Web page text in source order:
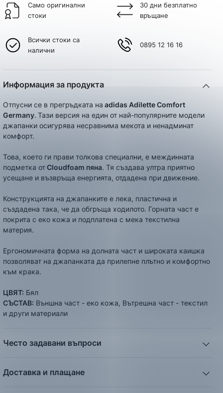
Само оригинални
стоки
30 дни безплатно
връщане
Всички стоки са
налични
0895 12 16 16
Информация за продукта
Отпусни се в прегръдката на adidas Adilette Comfort
Germany. Тази версия на един от най-популярните модели
джапанки осигурява несравнима мекота и ненадминат
комфорт.
Това, което ги прави толкова специални, е междинната
подметка отCloudfoam пяна. Тя създава ултра приятно
усещане и възвръща енергията, отдадена при движение.
Конструкцията на джапанките е лека, пластична и
създадена така, че да обгръща ходилото. Горната част е
покрита с еко кожа и подплатена с мека текстилна
материя.
Ергономичната форма на долната част и широката каишка
позволяват на джапанката да прилепне плътно и комфортно
към крака.
ЦВЯТ: Бял
СЪСТАВ: Външна част - еко кожа, Вътрешна част - текстил
и други материали
Често задавани въпроси
ще получа?
Доставка и плащане